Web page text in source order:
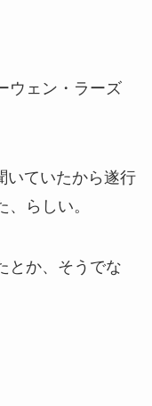
ウェン・ラーズ
いていたから遂行
らしい。
とか、そうでな